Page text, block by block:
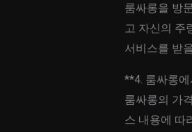
룸싸롱을 방
고 자신의 주
서비스를 받
**4. 룸싸롱
룸싸롱의 가
스 내용에 따